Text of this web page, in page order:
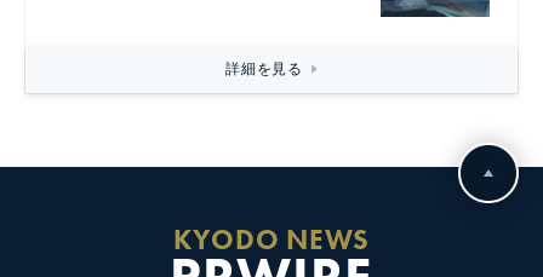
詳細を見る
KYODO NEWS